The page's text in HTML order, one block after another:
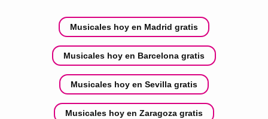
Musicales hoy en Madrid gratis
Musicales hoy en Barcelona gratis
Musicales hoy en Sevilla gratis
Musicales hoy en Zaragoza gratis